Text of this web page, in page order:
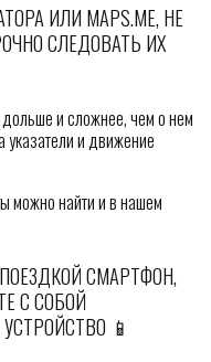
ИЛИ MAPS.ME, НЕ
СЛЕДОВАТЬ ИХ
дольше и сложнее, чем о нем
указатели и движение
можно найти и в нашем
СМАРТФОН,
С СОБОЙ
📱